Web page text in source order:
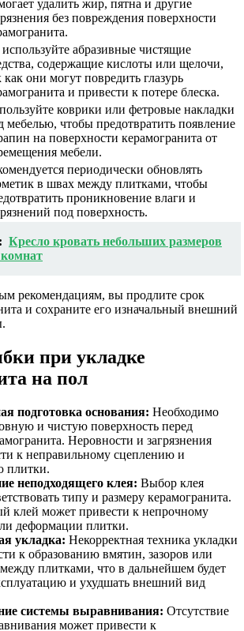
удалить жир, пятна и другие
без повреждения поверхности
абразивные чистящие
содержащие кислоты или щелочи,
как они могут повредить глазурь
и привести к потере блеска.
коврики или фетровые накладки
мебелью, чтобы предотвратить появление
на поверхности керамогранита от
мебели.
периодически обновлять
в швах между плитками, чтобы
проникновение влаги и
под поверхность.
Кресло кровать небольших размеров
рекомендациям, вы продлите срок
и сохраните его изначальный внешний
при укладке
на пол
подготовка основания: Необходимо
и чистую поверхность перед
Неровности и загрязнения
к неправильному сцеплению и
плитки.
неподходящего клея: Выбор клея
типу и размеру керамогранита.
клей может привести к непрочному
деформации плитки.
укладка: Некорректная техника укладки
к образованию вмятин, зазоров или
плитками, что в дальнейшем будет
и ухудшать внешний вид
системы выравнивания: Отсутствие
может привести к